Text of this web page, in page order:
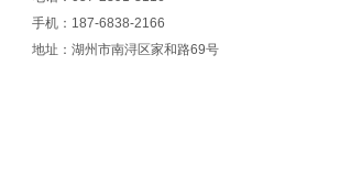
手机：187-6838-2166
地址：湖州市南浔区家和路69号